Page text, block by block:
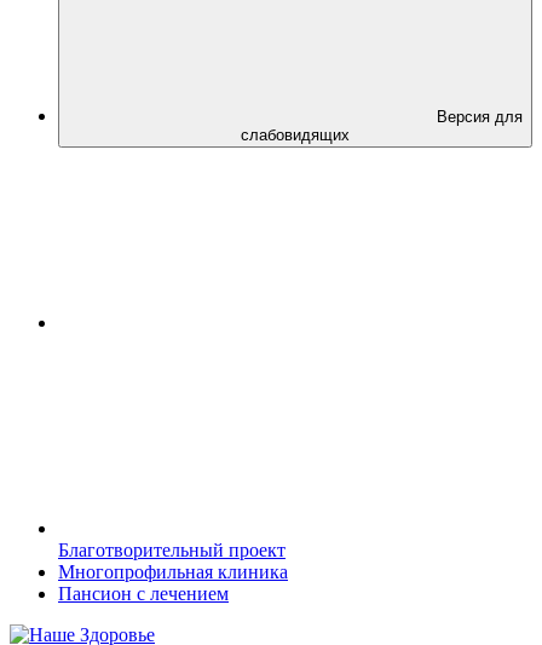
Версия для
слабовидящих
Благотворительный проект
Многопрофильная клиника
Пансион с лечением